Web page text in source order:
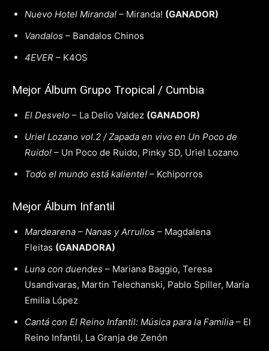
Nuevo Hotel Miranda! – Miranda! (GANADOR)
Vandalos – Bandalos Chinos
4EVER – K4OS
Mejor Álbum Grupo Tropical / Cumbia
El Desvelo – La Delio Valdez (GANADOR)
Uriel Lozano vol.2 / Zapada en vivo en Un Poco de
Ruido! – Un Poco de Ruido, Pinky SD, Uriel Lozano
Todo el mundo está kaliente! – Kchiporros
Mejor Álbum Infantil
Mardearena – Nanas y Arrullos – Magdalena
Fleitas (GANADORA)
Luna con duendes – Mariana Baggio, Teresa
Usandivaras, Martin Telechanski, Pablo Spiller, María
Emilia López
Cantá con El Reino Infantil: Música para la Familia – El
Reino Infantil, La Granja de Zenón